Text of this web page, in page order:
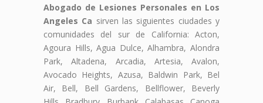
Abogado de Lesiones Personales en Los
Angeles Ca sirven las siguientes ciudades y
comunidades del sur de California: Acton,
Agoura Hills, Agua Dulce, Alhambra, Alondra
Park, Altadena, Arcadia, Artesia, Avalon,
Avocado Heights, Azusa, Baldwin Park, Bel
Air, Bell, Bell Gardens, Bellflower, Beverly